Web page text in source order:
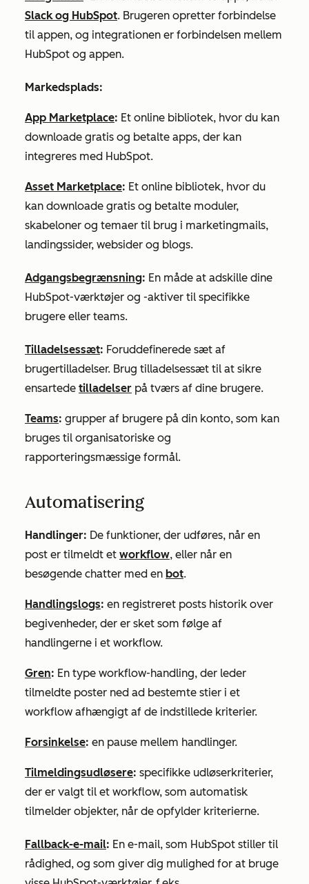
Slack og HubSpot. Brugeren opretter forbindelse
til appen, og integrationen er forbindelsen mellem
HubSpot og appen.
Markedsplads:
App Marketplace: Et online bibliotek, hvor du kan
downloade gratis og betalte apps, der kan
integreres med HubSpot.
Asset Marketplace: Et online bibliotek, hvor du
kan downloade gratis og betalte moduler,
skabeloner og temaer til brug i marketingmails,
landingssider, websider og blogs.
Adgangsbegrænsning: En måde at adskille dine
HubSpot-værktøjer og -aktiver til specifikke
brugere eller teams.
Tilladelsessæt: Foruddefinerede sæt af
brugertilladelser. Brug tilladelsessæt til at sikre
ensartede tilladelser på tværs af dine brugere.
Teams: grupper af brugere på din konto, som kan
bruges til organisatoriske og
rapporteringsmæssige formål.
Automatisering
Handlinger: De funktioner, der udføres, når en
post er tilmeldt et workflow, eller når en
besøgende chatter med en bot.
Handlingslogs: en registreret posts historik over
begivenheder, der er sket som følge af
handlingerne i et workflow.
Gren: En type workflow-handling, der leder
tilmeldte poster ned ad bestemte stier i et
workflow afhængigt af de indstillede kriterier.
Forsinkelse: en pause mellem handlinger.
Tilmeldingsudløsere: specifikke udløserkriterier,
der er valgt til et workflow, som automatisk
tilmelder objekter, når de opfylder kriterierne.
Fallback-e-mail: En e-mail, som HubSpot stiller til
rådighed, og som giver dig mulighed for at bruge